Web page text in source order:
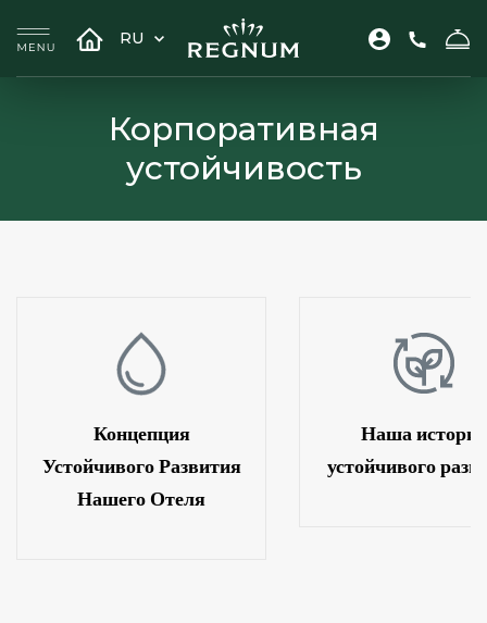
RU
Корпоративная
устойчивость
Концепция
Устойчивого Развития
Нашего Отеля
Наша история
устойчивого